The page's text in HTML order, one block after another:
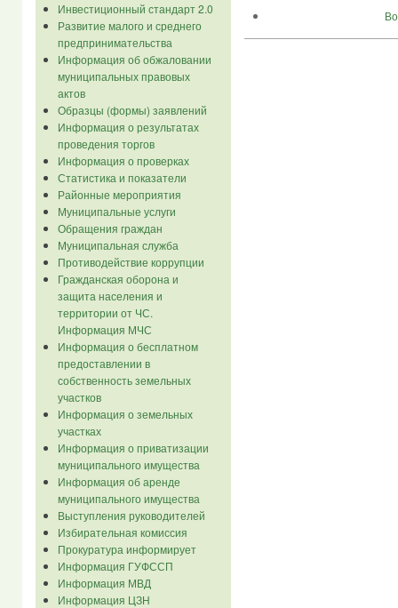
Инвестиционный стандарт 2.0
Развитие малого и среднего
предпринимательства
Информация об обжаловании
муниципальных правовых
актов
Образцы (формы) заявлений
Информация о результатах
проведения торгов
Информация о проверках
Статистика и показатели
Районные мероприятия
Муниципальные услуги
Обращения граждан
Муниципальная служба
Противодействие коррупции
Гражданская оборона и
защита населения и
территории от ЧС.
Информация МЧС
Информация о бесплатном
предоставлении в
собственность земельных
участков
Информация о земельных
участках
Информация о приватизации
муниципального имущества
Информация об аренде
муниципального имущества
Выступления руководителей
Избирательная комиссия
Прокуратура информирует
Информация ГУФССП
Информация МВД
Информация ЦЗН